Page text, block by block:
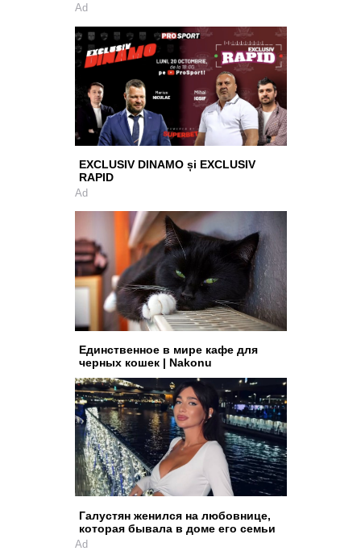
Ad
EXCLUSIV DINAMO și EXCLUSIV
RAPID
Ad
Единственное в мире кафе для
черных кошек | Nakonu
Галустян женился на любовнице,
которая бывала в доме его семьи
Ad